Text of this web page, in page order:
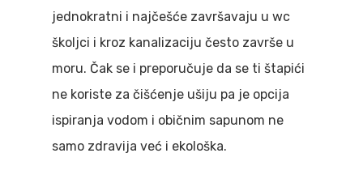
jednokratni i najčešće završavaju u wc
školjci i kroz kanalizaciju često završe u
moru. Čak se i preporučuje da se ti štapići
ne koriste za čišćenje ušiju pa je opcija
ispiranja vodom i običnim sapunom ne
samo zdravija već i ekološka.